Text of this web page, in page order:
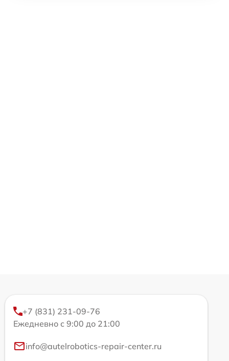
+7 (831) 231-09-76
Ежедневно с 9:00 до 21:00
info@autelrobotics-repair-center.ru